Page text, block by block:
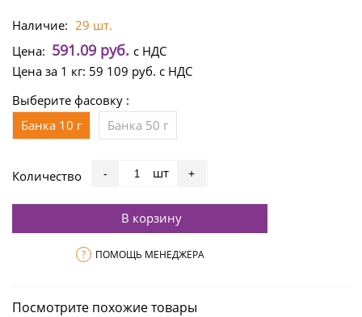
Наличие: 29 шт.
Цена: 591.09 руб. с НДС
Цена за 1 кг: 59 109 руб. с НДС
Выберите фасовку :
Банка 10 г
Банка 50 г
Количество - шт +
В корзину
? ПОМОЩЬ МЕНЕДЖЕРА
Посмотрите похожие товары